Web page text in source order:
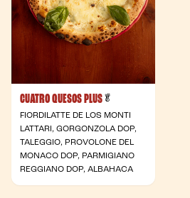
CUATRO QUESOS PLUS 🥬
FIORDILATTE DE LOS MONTI
LATTARI, GORGONZOLA DOP,
TALEGGIO, PROVOLONE DEL
MONACO DOP, PARMIGIANO
REGGIANO DOP, ALBAHACA